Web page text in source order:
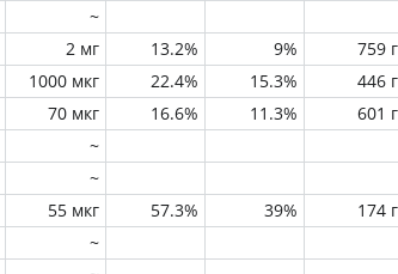
~
2 мг 13.2% 9%
759 г
1000 мкг 22.4% 15.3%
446 г
70 мкг 16.6% 11.3%
601 г
~
~
55 мкг 57.3% 39%
174 г
~